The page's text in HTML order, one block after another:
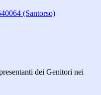
(Santorso)
dei Genitori nei